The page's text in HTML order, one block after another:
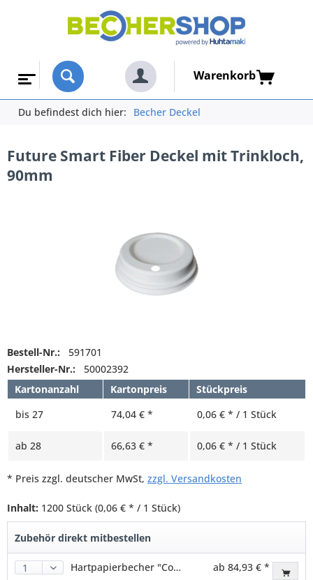
Warenkorb
Du befindest dich hier: Becher Deckel
Future Smart Fiber Deckel mit Trinkloch,
90mm
Bestell-Nr.:
591701
Hersteller-Nr.:
50002392
Kartonanzahl
Kartonpreis
Stückpreis
bis 27 74,04 € * 0,06 € * / 1 Stück
ab 28 66,63 € * 0,06 € * / 1 Stück
* Preis zzgl. deutscher MwSt, zzgl. Versandkosten
Inhalt: 1200 Stück (0,06 € * / 1 Stück)
Zubehör direkt mitbestellen
Hartpapierbecher "Coffee to go" für Heißgetränke, 350ml (1000 Stk.)
ab 84,93 € *